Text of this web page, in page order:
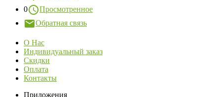
0
Просмотренное
Обратная связь
О Нас
Индивидуальный заказ
Скидки
Оплата
Контакты
Приложения